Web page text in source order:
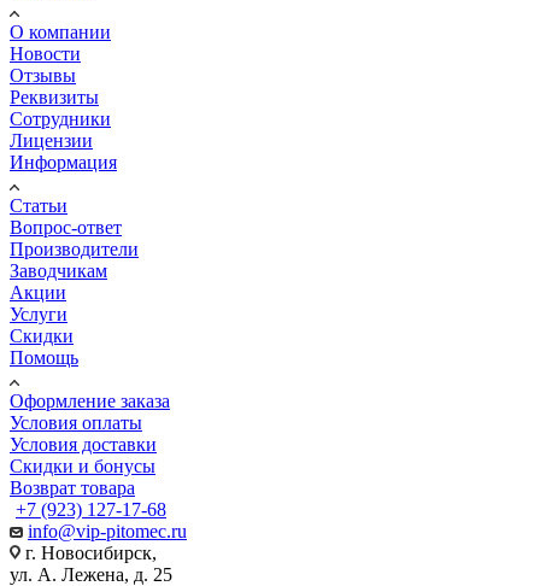
О компании
Новости
Отзывы
Реквизиты
Сотрудники
Лицензии
Информация
Статьи
Вопрос-ответ
Производители
Заводчикам
Акции
Услуги
Скидки
Помощь
Оформление заказа
Условия оплаты
Условия доставки
Скидки и бонусы
Возврат товара
+7 (923) 127-17-68
info@vip-pitomec.ru
г. Новосибирск,
ул. А. Лежена, д. 25